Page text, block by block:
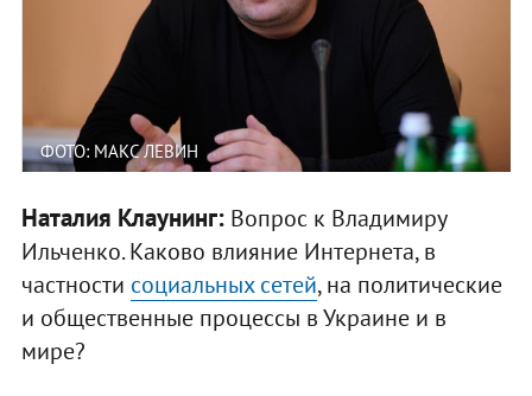
ФОТО: МАКС ЛЕВИН
Наталия Клаунинг:Вопрос к Владимиру
Ильченко. Каково влияние Интернета, в
частности социальных сетей, на политические
и общественные процессы в Украине и в
мире?